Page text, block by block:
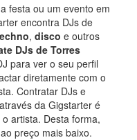
festa ou um evento em
encontra DJs de
, disco e outros
DJs de Torres
para ver o seu perfil
diretamente com o
Contratar DJs e
da Gigstarter é
artista. Desta forma,
preço mais baixo.